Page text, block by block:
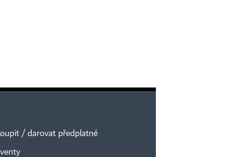
/ darovat předplatné